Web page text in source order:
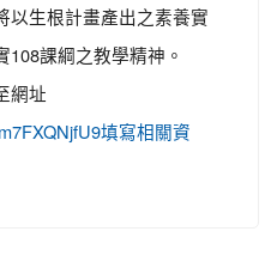
以生根計畫產出之素養實
課綱之教學精神。
網址
填寫相關資